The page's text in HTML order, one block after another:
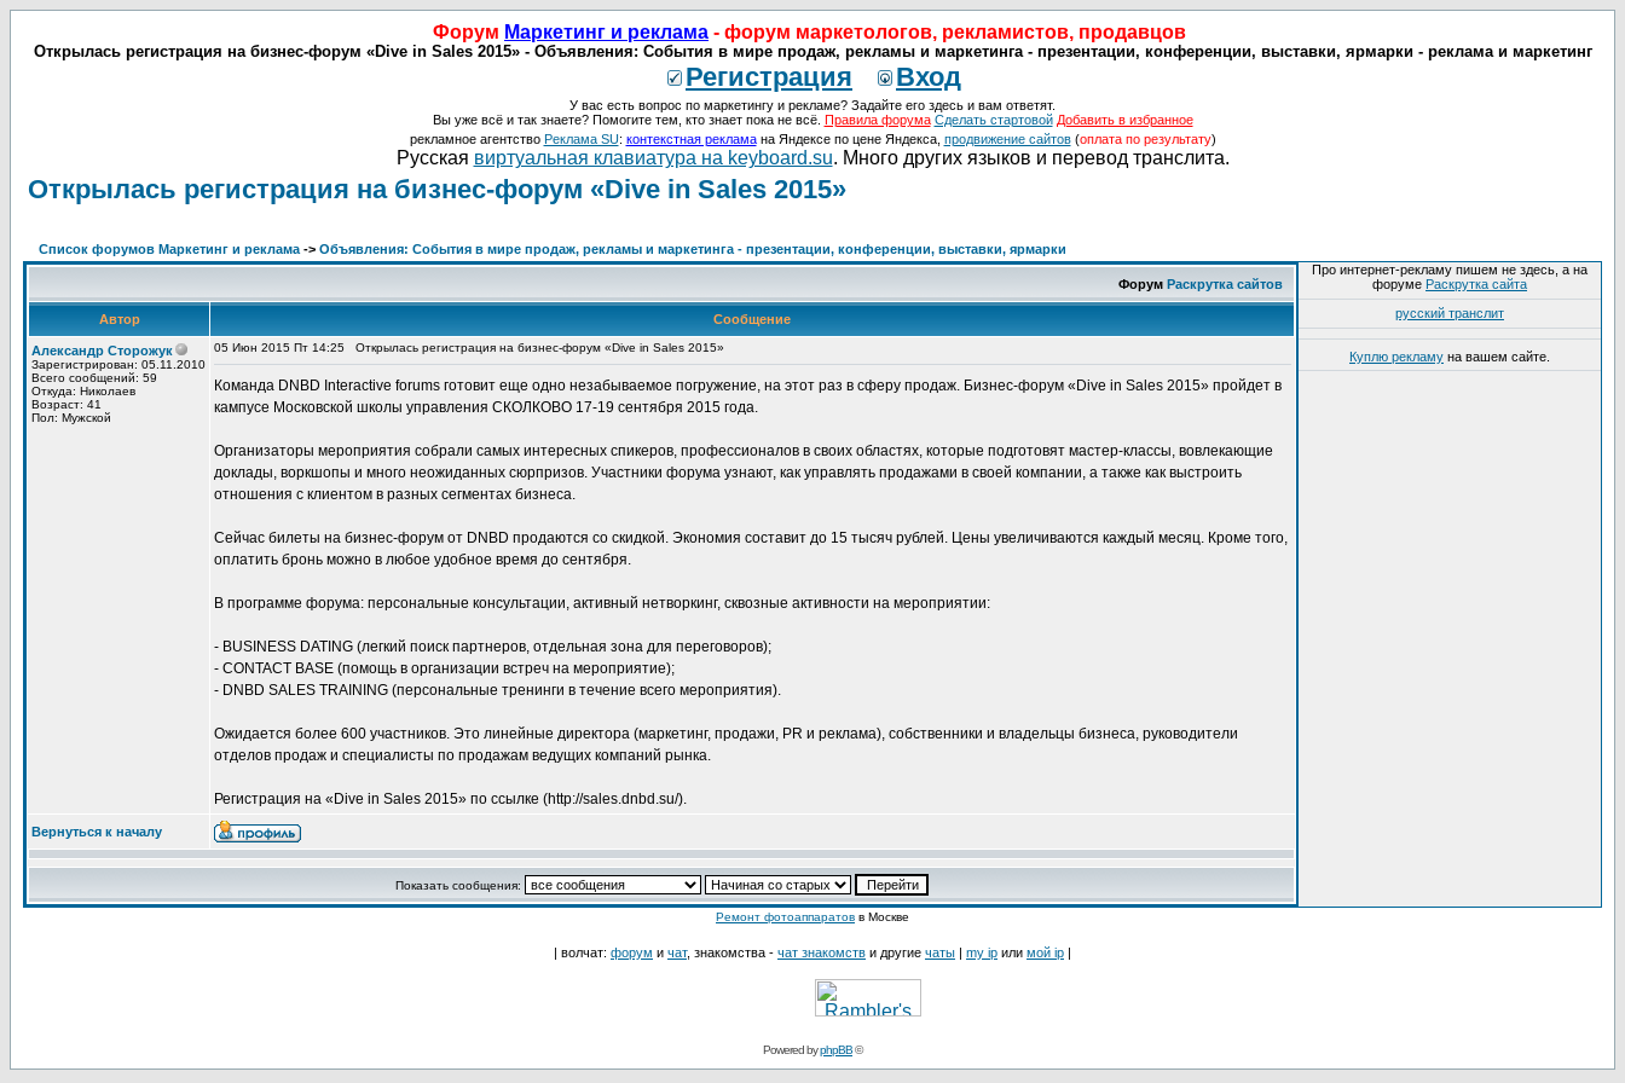
Форум Маркетинг и реклама - форум маркетологов, рекламистов, продавцов
Открылась регистрация на бизнес-форум «Dive in Sales 2015» - Объявления: События в мире продаж, рекламы и маркетинга - презентации, конференции, выставки, ярмарки - реклама и маркетинг
Регистрация Вход
У вас есть вопрос по маркетингу и рекламе? Задайте его здесь и вам ответят.
Вы уже всё и так знаете? Помогите тем, кто знает пока не всё. Правила форума Сделать стартовой Добавить в избранное
рекламное агентство Реклама SU: контекстная рекламана Яндексе по цене Яндекса, продвижение сайтов(оплата по результату)
Русская виртуальная клавиатура на keyboard.su. Много других языков и перевод транслита.
Открылась регистрация на бизнес-форум «Dive in Sales 2015»
Список форумов Маркетинг и реклама -> Объявления: События в мире продаж, рекламы и маркетинга - презентации, конференции, выставки, ярмарки
Форум Раскрутка сайтов
Автор Сообщение
Александр Сторожук
Зарегистрирован: 05.11.2010
Всего сообщений: 59
Откуда: Николаев
Возраст: 41
Пол: Мужской
05 Июн 2015 Пт 14:25 Открылась регистрация на бизнес-форум «Dive in Sales 2015»
Команда DNBD Interactive forums готовит еще одно незабываемое погружение, на этот раз в сферу продаж. Бизнес-форум «Dive in Sales 2015» пройдет в
кампусе Московской школы управления СКОЛКОВО 17-19 сентября 2015 года.
Организаторы мероприятия собрали самых интересных спикеров, профессионалов в своих областях, которые подготовят мастер-классы, вовлекающие
доклады, воркшопы и много неожиданных сюрпризов. Участники форума узнают, как управлять продажами в своей компании, а также как выстроить
отношения с клиентом в разных сегментах бизнеса.
Сейчас билеты на бизнес-форум от DNBD продаются со скидкой. Экономия составит до 15 тысяч рублей. Цены увеличиваются каждый месяц. Кроме того,
оплатить бронь можно в любое удобное время до сентября.
В программе форума: персональные консультации, активный нетворкинг, сквозные активности на мероприятии:
- BUSINESS DATING (легкий поиск партнеров, отдельная зона для переговоров);
- CONTACT BASE (помощь в организации встреч на мероприятие);
- DNBD SALES TRAINING (персональные тренинги в течение всего мероприятия).
Ожидается более 600 участников. Это линейные директора (маркетинг, продажи, PR и реклама), собственники и владельцы бизнеса, руководители
отделов продаж и специалисты по продажам ведущих компаний рынка.
Регистрация на «Dive in Sales 2015» по ссылке (http://sales.dnbd.su/).
Вернуться к началу
Показать сообщения:
Про интернет-рекламу пишем не здесь, а на
форуме Раскрутка сайта
русский транслит
Куплю рекламу на вашем сайте.
Ремонт фотоаппаратов в Москве
| волчат: форум и чат, знакомства - чат знакомств и другие чаты | my ip или мой ip |
Powered byphpBB©